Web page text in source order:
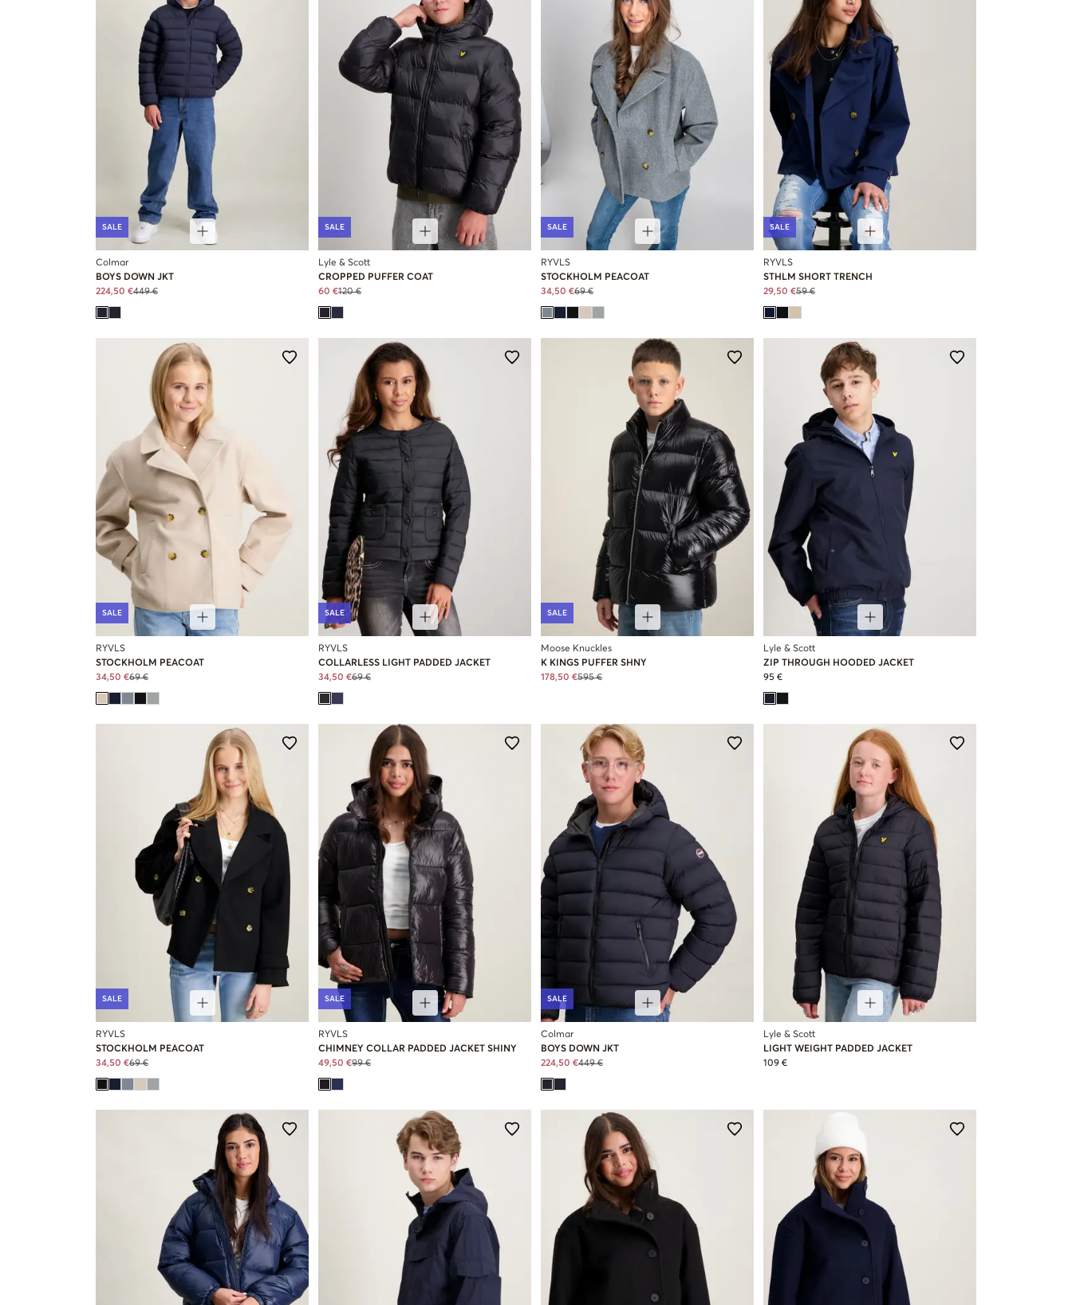
SALE
Colmar
BOYS DOWN JKT
224,50 €449 €
SALE
Lyle & Scott
CROPPED PUFFER COAT
60 €120 €
SALE
RYVLS
STOCKHOLM PEACOAT
34,50 €69 €
SALE
RYVLS
STHLM SHORT TRENCH
29,50 €59 €
SALE
RYVLS
STOCKHOLM PEACOAT
34,50 €69 €
SALE
RYVLS
COLLARLESS LIGHT PADDED JACKET
34,50 €69 €
SALE
Moose Knuckles
K KINGS PUFFER SHNY
178,50 €595 €
Lyle & Scott
ZIP THROUGH HOODED JACKET
95 €
SALE
RYVLS
STOCKHOLM PEACOAT
34,50 €69 €
SALE
RYVLS
CHIMNEY COLLAR PADDED JACKET SHINY
49,50 €99 €
SALE
Colmar
BOYS DOWN JKT
224,50 €449 €
Lyle & Scott
LIGHT WEIGHT PADDED JACKET
109 €